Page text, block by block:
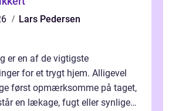
Lars Pedersen
er en af de vigtigste
for et trygt hjem. Alligevel
først opmærksomme på taget,
en lækage, fugt eller synlige